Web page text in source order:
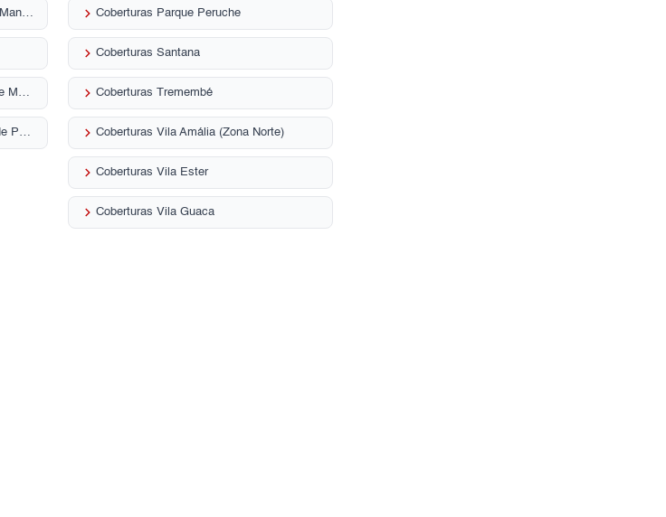
Condomínio Vitória Régia II Parque Mandaqui
Condomínio Terraço do Horto Parque Mandaqui
Condomínio Residencial Monte Verde Parque Mandaqui
keyboard_arrow_right Coberturas Parque Peruche
keyboard_arrow_right Coberturas Santana
keyboard_arrow_right Coberturas Tremembé
keyboard_arrow_right Coberturas Vila Amália (Zona Norte)
keyboard_arrow_right Coberturas Vila Ester
keyboard_arrow_right Coberturas Vila Guaca